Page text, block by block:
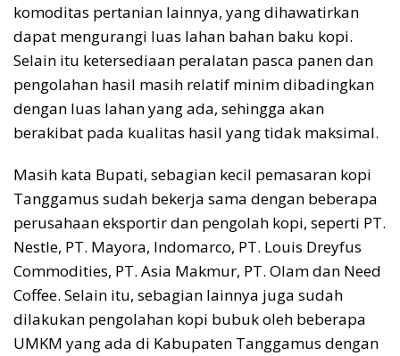
komoditas pertanian lainnya, yang dihawatirkan
dapat mengurangi luas lahan bahan baku kopi.
Selain itu ketersediaan peralatan pasca panen dan
pengolahan hasil masih relatif minim dibadingkan
dengan luas lahan yang ada, sehingga akan
berakibat pada kualitas hasil yang tidak maksimal.
Masih kata Bupati, sebagian kecil pemasaran kopi
Tanggamus sudah bekerja sama dengan beberapa
perusahaan eksportir dan pengolah kopi, seperti PT.
Nestle, PT. Mayora, Indomarco, PT. Louis Dreyfus
Commodities, PT. Asia Makmur, PT. Olam dan Need
Coffee. Selain itu, sebagian lainnya juga sudah
dilakukan pengolahan kopi bubuk oleh beberapa
UMKM yang ada di Kabupaten Tanggamus dengan